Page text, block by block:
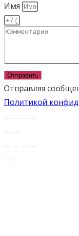
Имя
Отправить
Отправляя
Политикой